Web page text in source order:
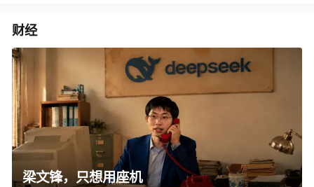
财经
梁文锋，只想用座机